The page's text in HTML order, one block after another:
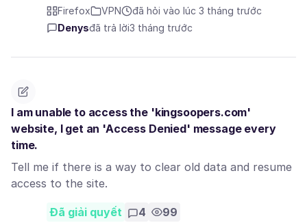
Firefox VPN
đã hỏi vào lúc 3 tháng trước
Denysđã trả lời3 tháng trước
I am unable to access the 'kingsoopers.com'
website, I get an 'Access Denied' message every
time.
Tell me if there is a way to clear old data and resume
access to the site.
Đã giải quyết 4 99